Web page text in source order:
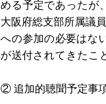
める予定であったが
大阪府総支部所属議
への参加の必要はな
が送付されてきたこ
② 追加的聴聞予定事